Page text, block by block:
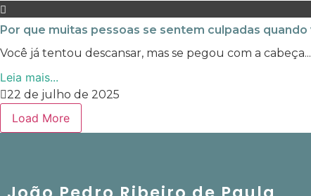
Por que muitas pessoas se sentem culpadas
Você já tentou descansar, mas se pegou com a cabeça...
Leia mais...
22 de julho de 2025
Load More